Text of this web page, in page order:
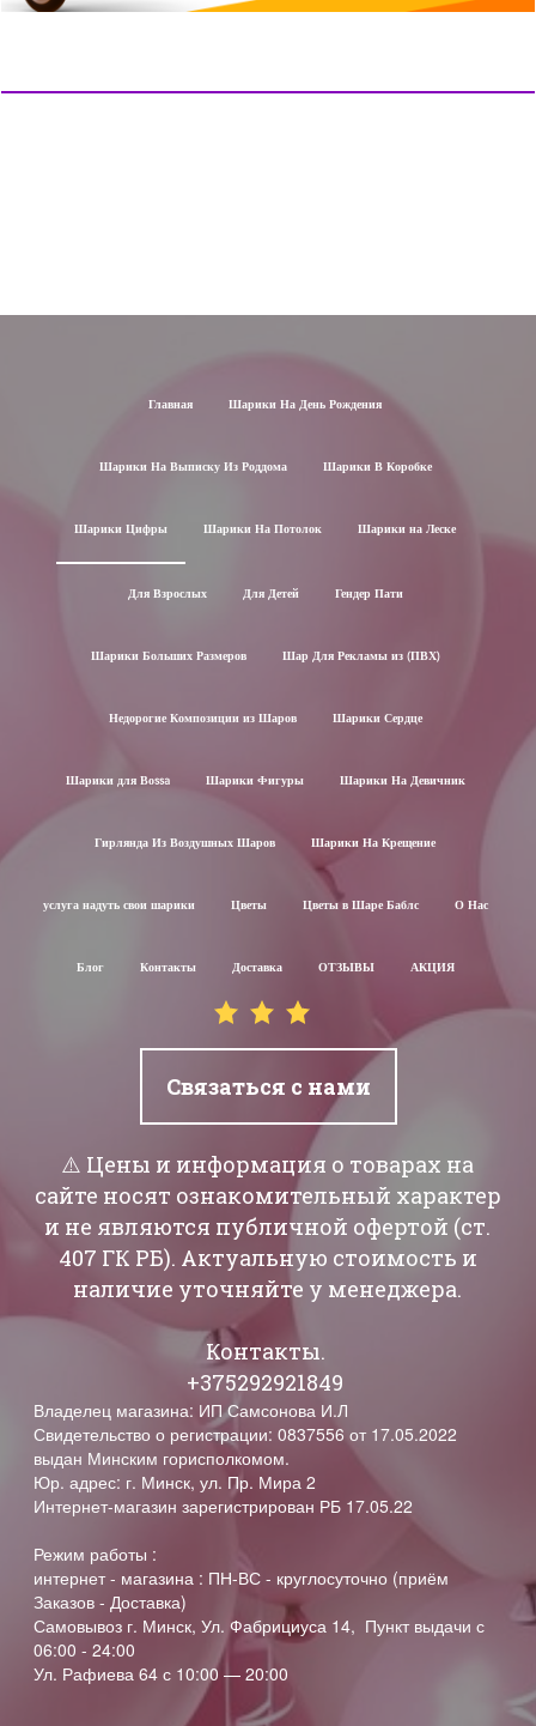
Главная Шарики На День Рождения
Шарики На Выписку Из Роддома Шарики В Коробке
Шарики Цифры Шарики На Потолок Шарики на Леске
Для Взрослых Для Детей Гендер Пати
Шарики Больших Размеров Шар Для Рекламы из (ПВХ)
Недорогие Композиции из Шаров Шарики Сердце
Шарики для Воssa Шарики Фигуры Шарики На Девичник
Гирлянда Из Воздушных Шаров Шарики На Крещение
услуга надуть свои шарики Цветы Цветы в Шаре Баблс О Нас
Блог Контакты Доставка ОТЗЫВЫ АКЦИЯ
Связаться с нами
⚠️ Цены и информация о товарах на
сайте носят ознакомительный характер
и не являются публичной офертой (ст.
407 ГК РБ). Актуальную стоимость и
наличие уточняйте у менеджера.
Контакты.
+375292921849
Владелец магазина: ИП Самсонова И.Л
Свидетельство о регистрации: 0837556 от 17.05.2022
выдан Минским горисполкомом.
Юр. адрес: г. Минск, ул. Пр. Мира 2
Интернет-магазин зарегистрирован РБ 17.05.22
Режим работы :
интернет - магазина : ПН-ВС - круглосуточно (приём
Заказов - Доставка)
Самовывоз г. Минск, Ул. Фабрициуса 14, Пункт выдачи с
06:00 - 24:00
Ул. Рафиева 64 с 10:00 — 20:00